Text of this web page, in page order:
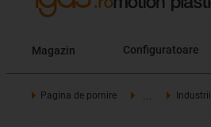
Magazin Configuratoare
Pagina de pornire Industrii